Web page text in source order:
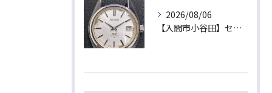
2026/08/06
【入間市小谷田】セイコーの名機「キングセイコー（45KS）」をお買取！ベルトなし・文字盤のシミ・不動品も高価買取いたします